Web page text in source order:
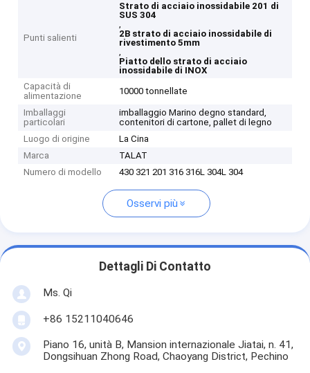
Punti salienti
Strato di acciaio inossidabile 201 di
SUS 304
,
2B strato di acciaio inossidabile di
rivestimento 5mm
,
Piatto dello strato di acciaio
inossidabile di INOX
Capacità di
alimentazione
10000 tonnellate
Imballaggi
particolari
imballaggio Marino degno standard,
contenitori di cartone, pallet di legno
Luogo di origine
La Cina
Marca
TALAT
Numero di modello
430 321 201 316 316L 304L 304
Osservi più
Dettagli Di Contatto
Ms. Qi
+86 15211040646
Piano 16, unità B, Mansion internazionale Jiatai, n. 41,
Dongsihuan Zhong Road, Chaoyang District, Pechino